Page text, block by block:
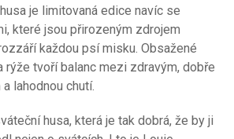
je limitovaná edice navíc se
které jsou přirozeným zdrojem
každou psí misku. Obsažené
rýže tvoří balanc mezi zdravým, dobře
lahodnou chutí.
husa, která je tak dobrá, že by ji